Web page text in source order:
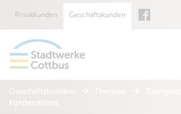
Suche
Privatkunden Geschäftskunden
Geschäftskunden
Fördermittel